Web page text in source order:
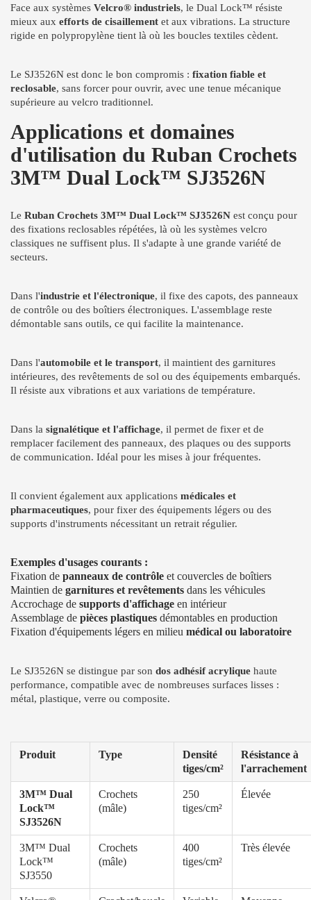
Face aux systèmes Velcro® industriels, le Dual Lock™ résiste
mieux aux efforts de cisaillement et aux vibrations. La structure
rigide en polypropylène tient là où les boucles textiles cèdent.
Le SJ3526N est donc le bon compromis : fixation fiable et
reclosable, sans forcer pour ouvrir, avec une tenue mécanique
supérieure au velcro traditionnel.
Applications et domaines
d'utilisation du Ruban Crochets
3M™ Dual Lock™ SJ3526N
Le Ruban Crochets 3M™ Dual Lock™ SJ3526N est conçu pour
des fixations reclosables répétées, là où les systèmes velcro
classiques ne suffisent plus. Il s'adapte à une grande variété de
secteurs.
Dans l'industrie et l'électronique, il fixe des capots, des panneaux
de contrôle ou des boîtiers électroniques. L'assemblage reste
démontable sans outils, ce qui facilite la maintenance.
Dans l'automobile et le transport, il maintient des garnitures
intérieures, des revêtements de sol ou des équipements embarqués.
Il résiste aux vibrations et aux variations de température.
Dans la signalétique et l'affichage, il permet de fixer et de
remplacer facilement des panneaux, des plaques ou des supports
de communication. Idéal pour les mises à jour fréquentes.
Il convient également aux applications médicales et
pharmaceutiques, pour fixer des équipements légers ou des
supports d'instruments nécessitant un retrait régulier.
Exemples d'usages courants :
Fixation de panneaux de contrôle et couvercles de boîtiers
Maintien de garnitures et revêtements dans les véhicules
Accrochage de supports d'affichage en intérieur
Assemblage de pièces plastiques démontables en production
Fixation d'équipements légers en milieu médical ou laboratoire
Le SJ3526N se distingue par son dos adhésif acrylique haute
performance, compatible avec de nombreuses surfaces lisses :
métal, plastique, verre ou composite.
Produit Type
Densité
tiges/cm²
Résistance à
l'arrachement
3M™ Dual
Lock™
SJ3526N
Crochets
(mâle)
250
tiges/cm²
Élevée
3M™ Dual
Lock™
SJ3550
Crochets
(mâle)
400
tiges/cm²
Très élevée